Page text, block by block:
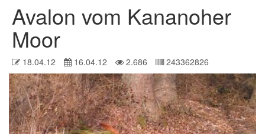
Avalon vom Kananoher
Moor
18.04.12 16.04.12 2.686 243362826